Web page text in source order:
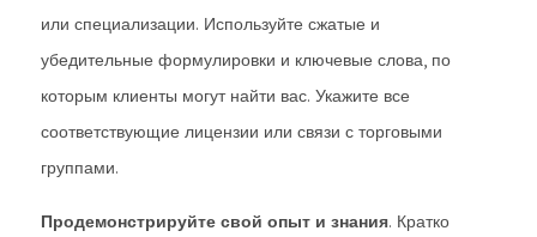
или специализации. Используйте сжатые и
убедительные формулировки и ключевые слова, по
которым клиенты могут найти вас. Укажите все
соответствующие лицензии или связи с торговыми
группами.
Продемонстрируйте свой опыт и знания. Кратко